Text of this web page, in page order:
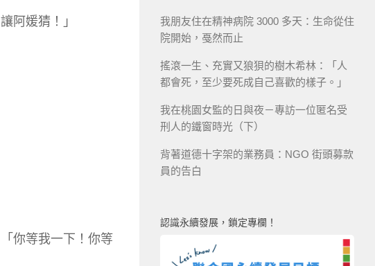
阿媛猜！」
你等我一下！你等
我朋友住在精神病院 3000 多天：生命從住
院開始，戞然而止
搖滾一生、充實又狼狽的樹木希林：「人
都會死，至少要死成自己喜歡的樣子。」
我在桃園女監的日與夜－專訪一位匿名受
刑人的鐵窗時光（下）
背著道德十字架的業務員：NGO 街頭募款
員的告白
認識永續發展，鎖定專欄！